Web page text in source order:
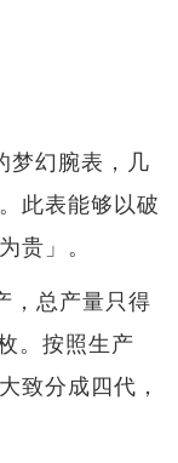
梦幻腕表，几
此表能够以破
贵」。
，总产量只得
。按照生产
致分成四代，